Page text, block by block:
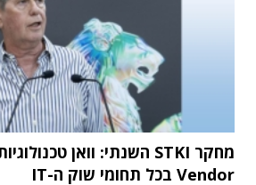
Vendor בכל תחומי שוק ה-IT